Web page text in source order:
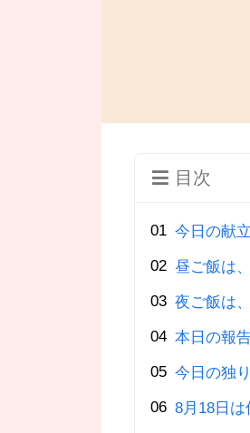
目次
今日の献立
昼ご飯は
夜ご飯は
本日の報
今日の独
8月18日は